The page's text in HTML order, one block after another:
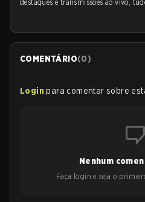
destaques e transmissões ao vivo,
COMENTÁRIO(0)
Login para comentar sobre
Nenhum
Faça login e seja o